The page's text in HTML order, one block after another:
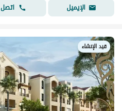
الإيميل
اتصل
قيد الإنشاء